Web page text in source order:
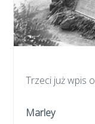
Trzeci już wpis o
Marley